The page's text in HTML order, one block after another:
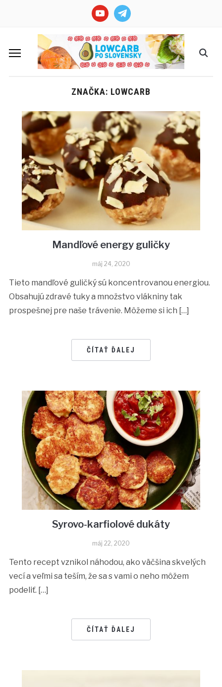
youtubetelegram
ZNAČKA: LOWCARB
Mandľové energy guličky
máj 24, 2020
Tieto mandľové guličký sú koncentrovanou energiou.
Obsahujú zdravé tuky a množstvo vlákniny tak
prospešnej pre naše trávenie. Môžeme si ich […]
ČÍTAŤ ĎALEJ
Syrovo-karfiolové dukáty
máj 22, 2020
Tento recept vznikol náhodou, ako väčšina skvelých
vecí a veľmi sa teším, že sa s vami o neho môžem
podeliť. […]
ČÍTAŤ ĎALEJ